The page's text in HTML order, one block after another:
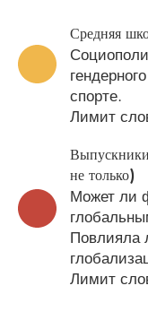
Средняя
спорте.
Лимит
не только)
Может ли
Повлияла
Лимит